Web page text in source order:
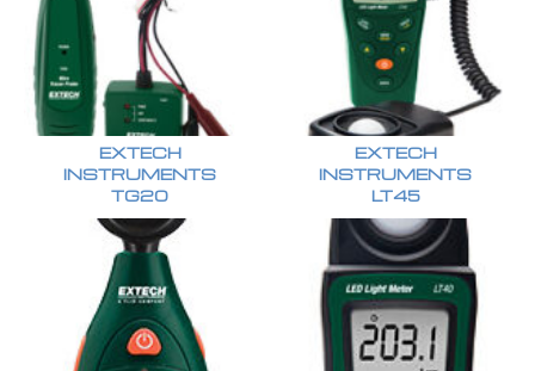
EXTECH
INSTRUMENTS
TG20
EXTECH
INSTRUMENTS
LT45